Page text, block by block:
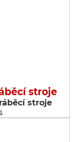
stroje
stroje